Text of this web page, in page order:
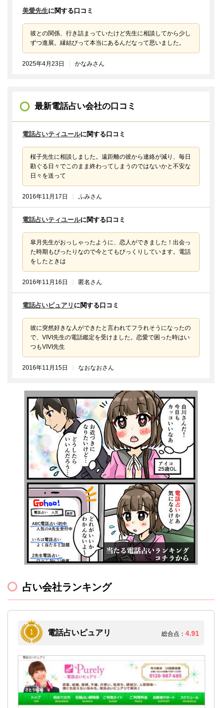
美愛先生に関する口コミ
彼との関係、行き詰まっていたけど先生に相談してから少し
ずつ進展。縁結びって本当にあるんだなって思いました。
2025年4月23日 かなみさん
最新電話占い会社の口コミ
電話占いティユールに関する口コミ
桜子先生に相談しました。遠距離の彼から連絡が減り、毎日
勘ぐる日々でこのまま終わってしまうのではないかと不安な
日々を送って
2016年11月17日 ふみさん
電話占いティユールに関する口コミ
皐月先生がおっしゃったように、恋人ができました！出会っ
た時期もぴったりなので今とてもびっくりしています。電話
をしたときは
2016年11月16日 匿名さん
電話占いピュアリ に関する口コミ
彼に突然好きな人ができたと言われてフラれそうになったの
で、VIVI先生の電話鑑定を受けました。恋愛で困った時はい
つもVIVI先生
2016年11月15日 なおなおさん
占い会社ランキング
電話占いピュアリ 総合点： 4.91